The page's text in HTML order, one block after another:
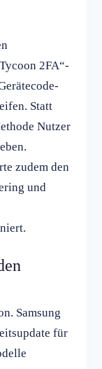
2FA“-
Statt
Nutzer
zudem den
und
Samsung
für